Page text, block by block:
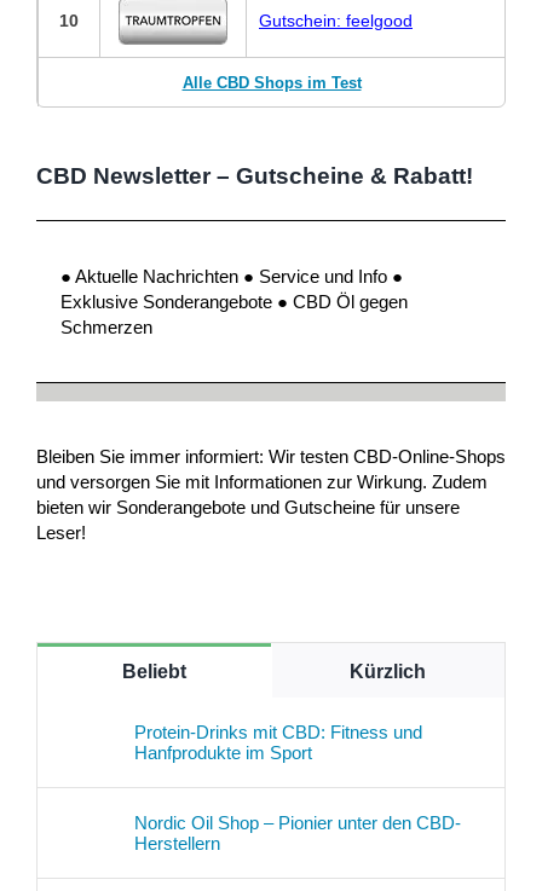
10 Gutschein: feelgood
Alle CBD Shops im Test
CBD Newsletter – Gutscheine & Rabatt!
● Aktuelle Nachrichten ● Service und Info ●
Exklusive Sonderangebote ● CBD Öl gegen
Schmerzen
Bleiben Sie immer informiert: Wir testen CBD-Online-Shops
und versorgen Sie mit Informationen zur Wirkung. Zudem
bieten wir Sonderangebote und Gutscheine für unsere
Leser!
Beliebt Kürzlich
Protein-Drinks mit CBD: Fitness und
Hanfprodukte im Sport
Nordic Oil Shop – Pionier unter den CBD-
Herstellern